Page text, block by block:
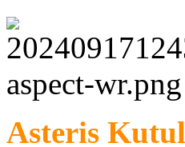
Asteris